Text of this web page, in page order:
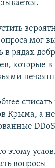
мог
в рядах
которые в
Крыма, а
этому
вопросы